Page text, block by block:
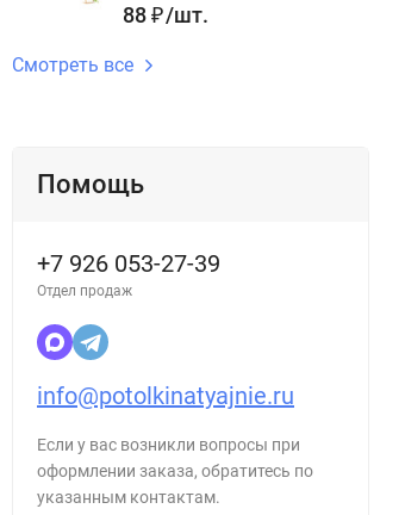
88₽/шт.
Смотреть все
Помощь
+7 926 053-27-39
Отдел продаж
info@potolkinatyajnie.ru
Если у вас возникли вопросы при
оформлении заказа, обратитесь по
указанным контактам.